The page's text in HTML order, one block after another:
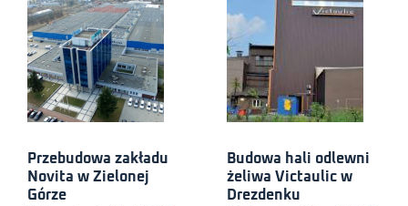
Przebudowa zakładu
Novita w Zielonej
Górze
Budowa hali odlewni
żeliwa Victaulic w
Drezdenku